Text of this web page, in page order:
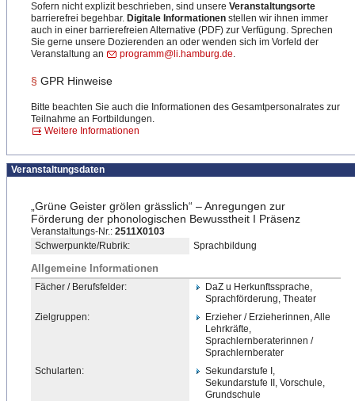
Sofern nicht explizit beschrieben, sind unsere Veranstaltungsorte
barrierefrei begehbar. Digitale Informationen stellen wir ihnen immer
auch in einer barrierefreien Alternative (PDF) zur Verfügung. Sprechen
Sie gerne unsere Dozierenden an oder wenden sich im Vorfeld der
Veranstaltung an
programm@li.hamburg.de.
§ GPR Hinweise
Bitte beachten Sie auch die Informationen des Gesamtpersonalrates zur
Teilnahme an Fortbildungen.
Weitere Informationen
Veranstaltungsdaten
„Grüne Geister grölen grässlich“ – Anregungen zur
Förderung der phonologischen Bewusstheit I Präsenz
Veranstaltungs-Nr.: 2511X0103
Schwerpunkte/Rubrik:
Sprachbildung
Allgemeine Informationen
Fächer / Berufsfelder:
DaZ u Herkunftssprache,
Sprachförderung, Theater
Zielgruppen:
Erzieher / Erzieherinnen, Alle
Lehrkräfte,
Sprachlernberaterinnen /
Sprachlernberater
Schularten:
Sekundarstufe I,
Sekundarstufe II, Vorschule,
Grundschule